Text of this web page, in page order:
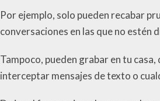
Por ejemplo, solo pueden recabar
conversaciones en las que no estén
Tampoco, pueden grabar en tu
interceptar mensajes de texto o